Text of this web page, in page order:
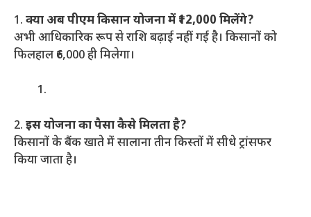
1. क्या अब पीएम किसान योजना में ₹12,000 मिलेंगे?
अभी आधिकारिक रूप से राशि बढ़ाई नहीं गई है। किसानों को
फिलहाल ₹6,000 ही मिलेगा।
2. इस योजना का पैसा कैसे मिलता है?
किसानों के बैंक खाते में सालाना तीन किस्तों में सीधे ट्रांसफर
किया जाता है।